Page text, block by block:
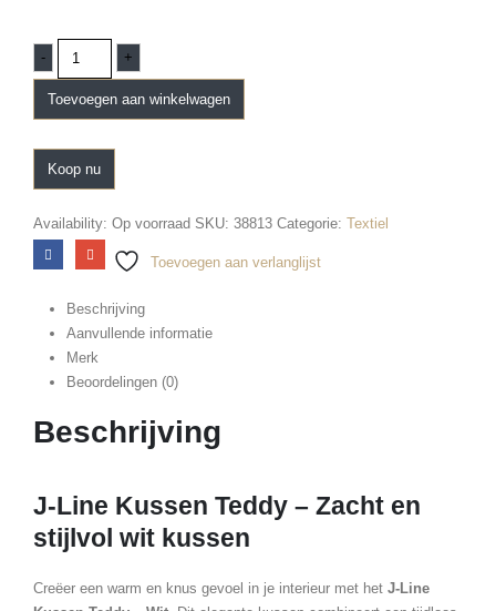
- +
Toevoegen aan winkelwagen
Koop nu
Availability: Op voorraad SKU: 38813 Categorie: Textiel
Toevoegen aan verlanglijst
Beschrijving
Aanvullende informatie
Merk
Beoordelingen (0)
Beschrijving
J-Line Kussen Teddy – Zacht en
stijlvol wit kussen
Creëer een warm en knus gevoel in je interieur met het J-Line